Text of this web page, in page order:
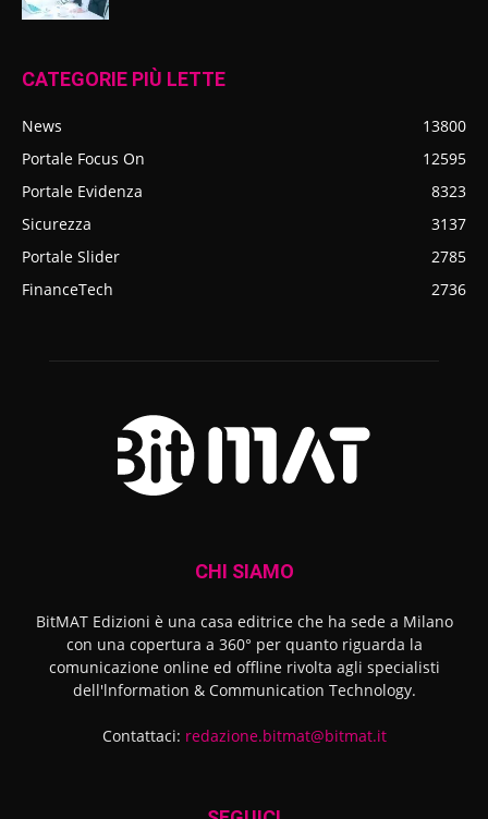
CATEGORIE PIÙ LETTE
News
13800
Portale Focus On
12595
Portale Evidenza
8323
Sicurezza
3137
Portale Slider
2785
FinanceTech
2736
CHI SIAMO
BitMAT Edizioni è una casa editrice che ha sede a Milano
con una copertura a 360° per quanto riguarda la
comunicazione online ed offline rivolta agli specialisti
dell'lnformation & Communication Technology.
Contattaci: redazione.bitmat@bitmat.it